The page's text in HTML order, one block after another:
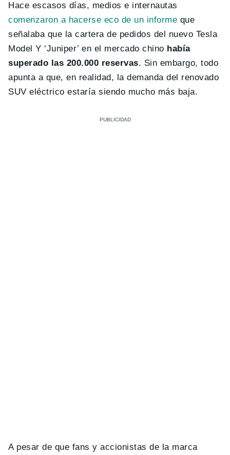
Hace escasos días, medios e internautas
comenzaron a hacerse eco de un informe que
señalaba que la cartera de pedidos del nuevo Tesla
Model Y ‘Juniper’ en el mercado chino había
superado las 200.000 reservas. Sin embargo, todo
apunta a que, en realidad, la demanda del renovado
SUV eléctrico estaría siendo mucho más baja.
A pesar de que fans y accionistas de la marca